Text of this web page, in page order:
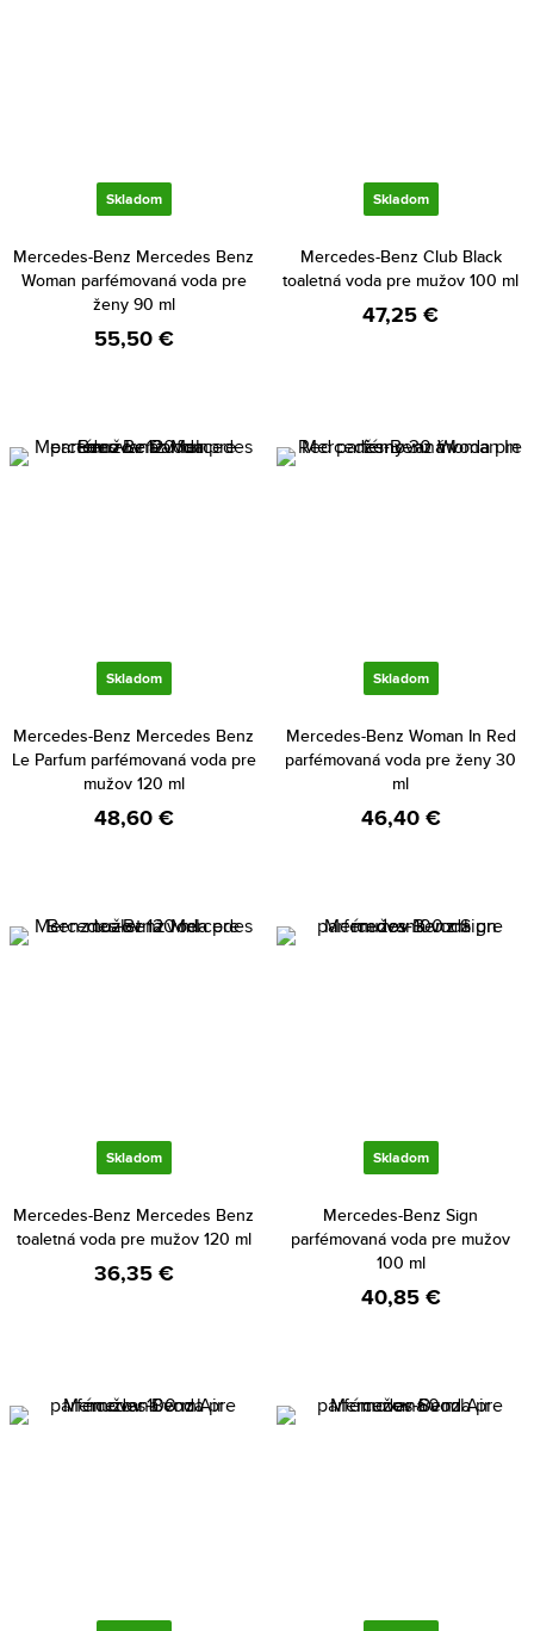
Skladom
Mercedes-Benz Mercedes Benz
Woman parfémovaná voda pre
ženy 90 ml
55,50 €
Skladom
Mercedes-Benz Club Black
toaletná voda pre mužov 100 ml
47,25 €
Skladom
Mercedes-Benz Mercedes Benz
Le Parfum parfémovaná voda pre
mužov 120 ml
48,60 €
Skladom
Mercedes-Benz Woman In Red
parfémovaná voda pre ženy 30
ml
46,40 €
Skladom
Mercedes-Benz Mercedes Benz
toaletná voda pre mužov 120 ml
36,35 €
Skladom
Mercedes-Benz Sign
parfémovaná voda pre mužov
100 ml
40,85 €